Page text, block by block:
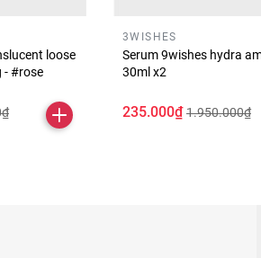
loose
- #rose
3WISHES
Serum 9wishes hydra
30ml x2
235.000₫ 1.950.000₫